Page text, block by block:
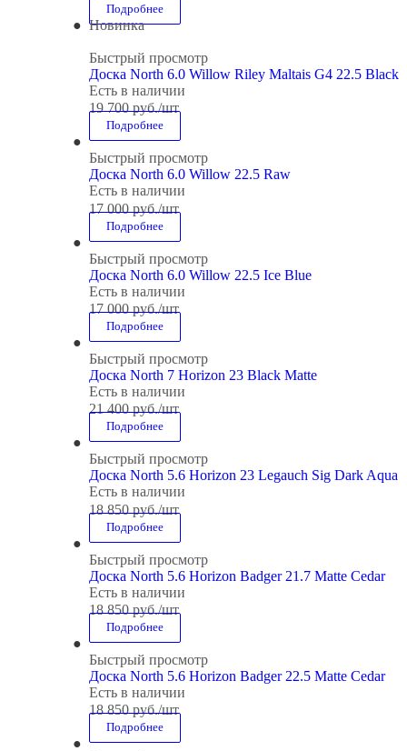
Подробнее
Новинка
Быстрый просмотр
Доска North 6.0 Willow Riley Maltais G4 22.5 Black
Есть в наличии
19 700руб./шт
Подробнее
Быстрый просмотр
Доска North 6.0 Willow 22.5 Raw
Есть в наличии
17 000руб./шт
Подробнее
Быстрый просмотр
Доска North 6.0 Willow 22.5 Ice Blue
Есть в наличии
17 000руб./шт
Подробнее
Быстрый просмотр
Доска North 7 Horizon 23 Black Matte
Есть в наличии
21 400руб./шт
Подробнее
Быстрый просмотр
Доска North 5.6 Horizon 23 Legauch Sig Dark Aqua
Есть в наличии
18 850руб./шт
Подробнее
Быстрый просмотр
Доска North 5.6 Horizon Badger 21.7 Matte Cedar
Есть в наличии
18 850руб./шт
Подробнее
Быстрый просмотр
Доска North 5.6 Horizon Badger 22.5 Matte Cedar
Есть в наличии
18 850руб./шт
Подробнее